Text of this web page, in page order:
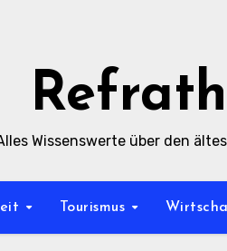
Wissenswerte über den
Tourismus